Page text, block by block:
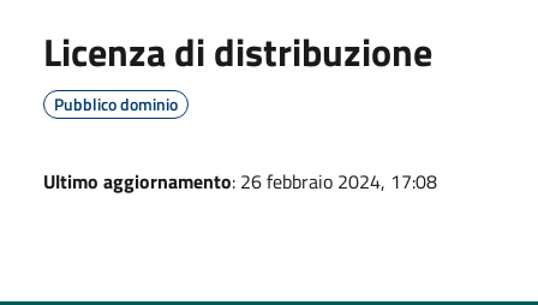
Licenza di distribuzione
Pubblico dominio
Ultimo aggiornamento: 26 febbraio 2024, 17:08